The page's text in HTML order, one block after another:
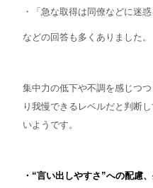
・「急な取得は同僚などに迷惑
などの回答も多くありました。
集中力の低下や不調を感じつ
り我慢できるレベルだと判断
いようです。
・“言い出しやすさ”への配慮